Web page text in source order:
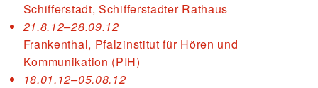
Schifferstadt, Schifferstadter Rathaus
21.8.12–28.09.12
Frankenthal, Pfalzinstitut für Hören und
Kommunikation (PIH)
18.01.12–05.08.12